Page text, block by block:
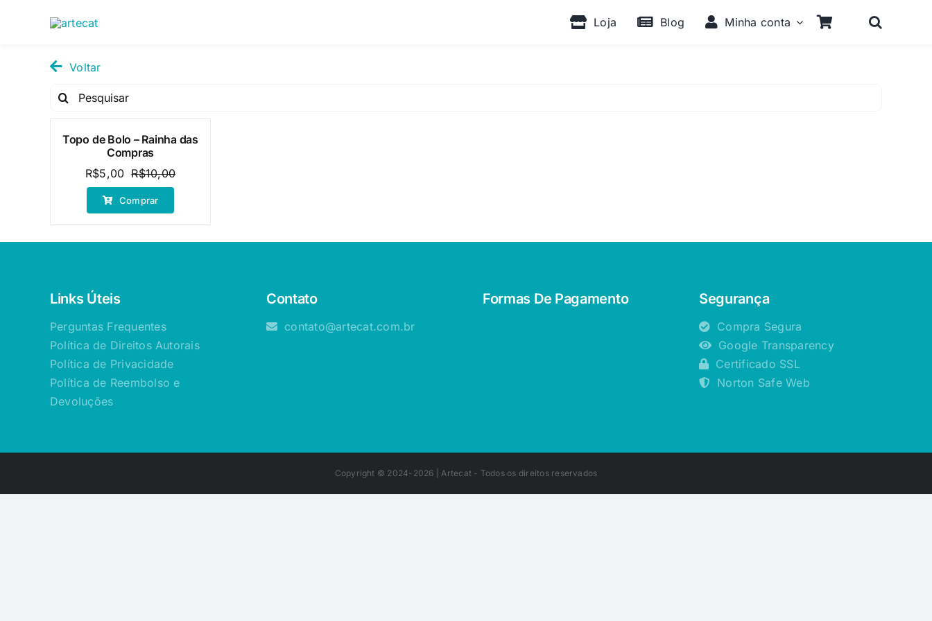
Loja Blog Minha conta
Voltar
Pesquisar
Oferta!
Topo de Bolo – Rainha das
Compras
R$10,00O
R$5,00
O
Comprar
Links Úteis
Perguntas Frequentes
Política de Direitos Autorais
Política de Privacidade
Política de Reembolso e
Devoluções
Contato
contato@artecat.com.br
Formas De Pagamento Segurança
Compra Segura
Google Transparency
Certificado SSL
Norton Safe Web
Copyright © 2024-2026 |Artecat - Todos os direitos reservados